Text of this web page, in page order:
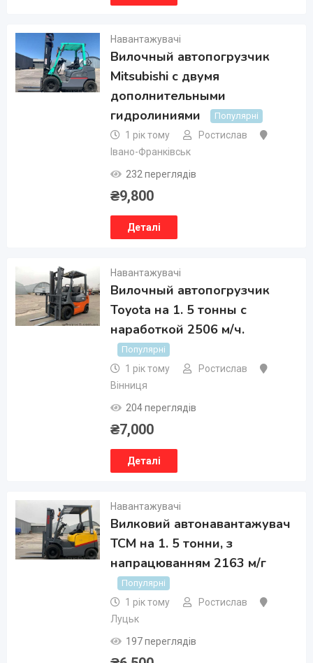
Навантажувачі
Вилочный автопогрузчик
Mitsubishi с двумя
дополнительными
гидролиниями
Популярні
1 рік тому
Ростислав
Івано-Франківськ
232 переглядів
₴9,800
Деталі
Навантажувачі
Вилочный автопогрузчик
Toyota на 1. 5 тонны с
наработкой 2506 м/ч.
Популярні
1 рік тому
Ростислав
Вінниця
204 переглядів
₴7,000
Деталі
Навантажувачі
Вилковий автонавантажувач
TCM на 1. 5 тонни, з
напрацюванням 2163 м/г
Популярні
1 рік тому
Ростислав
Луцьк
197 переглядів